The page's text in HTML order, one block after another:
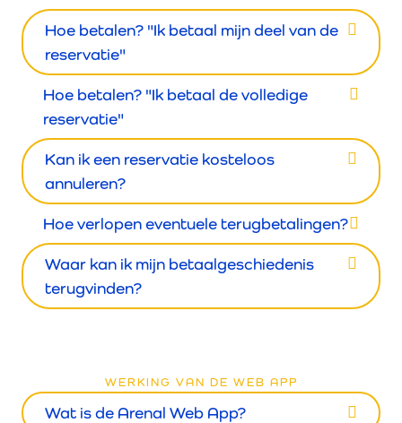
Hoe betalen? "Ik betaal mijn deel van de
reservatie"
Hoe betalen? "Ik betaal de volledige
reservatie"
Kan ik een reservatie kosteloos
annuleren?
Hoe verlopen eventuele terugbetalingen?
Waar kan ik mijn betaalgeschiedenis
terugvinden?
WERKING VAN DE WEB APP
Wat is de Arenal Web App?